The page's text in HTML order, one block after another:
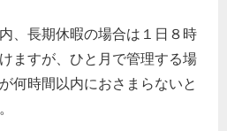
、長期休暇の場合は１日８時
ますが、ひと月で管理する場
何時間以内におさまらないと